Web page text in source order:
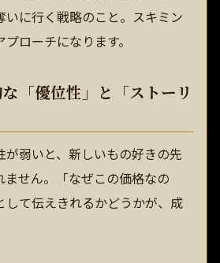
いに行く戦略のこと。スキミン
ローチになります。
「優位性」と「ストーリ
弱いと、新しいもの好きの先
せん。「なぜこの価格なの
して伝えきれるかどうかが、成